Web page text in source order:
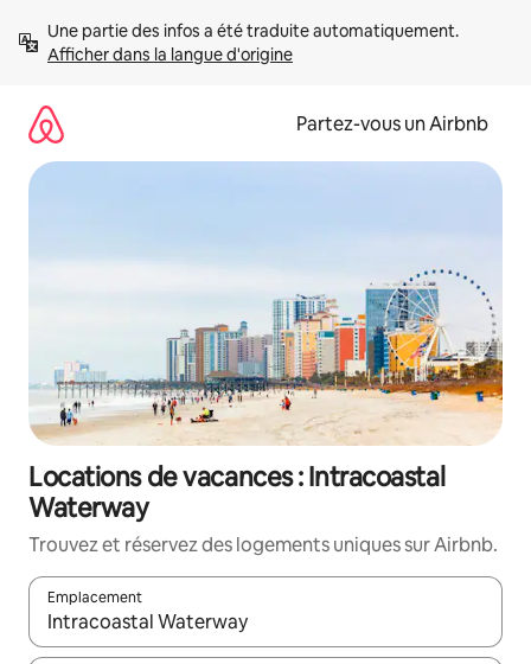
directement
Afficher dans la langue d'origine
Partez-vous un Airbnb
Locations de vacances : Intracoastal
Waterway
Trouvez et réservez des logements uniques sur Airbnb.
Emplacement
Quand les résultats sont affichés, parcourez-les en utilisant